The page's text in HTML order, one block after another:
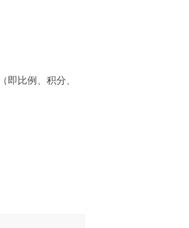
即比例、积分、